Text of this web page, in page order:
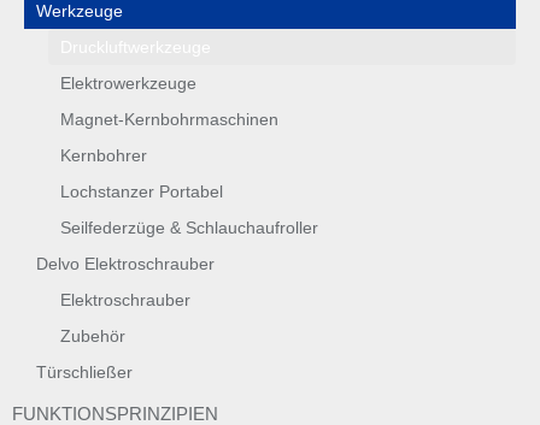
Werkzeuge
Elektrowerkzeuge
Magnet-Kernbohrmaschinen
Kernbohrer
Lochstanzer Portabel
Seilfederzüge & Schlauchaufroller
Delvo Elektroschrauber
Elektroschrauber
Zubehör
Türschließer
FUNKTIONSPRINZIPIEN